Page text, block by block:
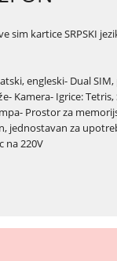
sim kartice SRPSKI
engleski- Dual
Kamera- Igrice:
Prostor za
jednostavan za
na 220V